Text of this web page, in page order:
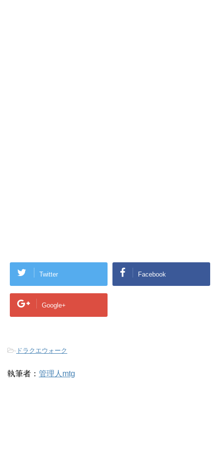
Twitter Facebook
Google+
- ドラクエウォーク
執筆者： 管理人mtg